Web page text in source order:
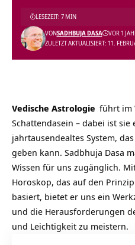
ZULETZT AKTUALISIERT: 11.
VONSADHBUJA DASA VOR 1
LESEZEIT: 7 MIN
Vedische Astrologie führt im
Schattendasein – dabei ist
jahrtausendealtes System,
geben kann. Sadbhuja Dasa
Wissen für uns zugänglich.
Horoskop, das auf den
basiert, bietet er uns ein
und die Herausforderungen
und Leichtigkeit zu meistern.